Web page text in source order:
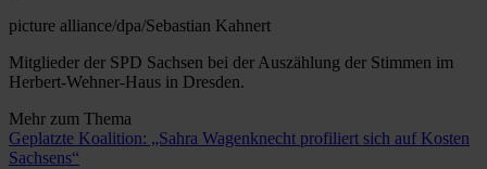
picture alliance/dpa/Sebastian Kahnert
Mitglieder der SPD Sachsen bei der Auszählung der Stimmen im
Herbert-Wehner-Haus in Dresden.
Mehr zum Thema
Geplatzte Koalition: „Sahra Wagenknecht profiliert sich auf Kosten
Sachsens“